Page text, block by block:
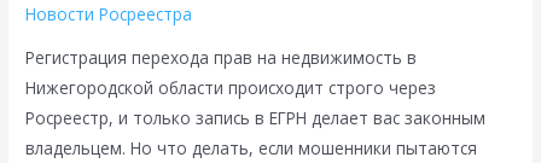
Новости Росреестра
Регистрация перехода прав на недвижимость в
Нижегородской области происходит строго через
Росреестр, и только запись в ЕГРН делает вас законным
владельцем. Но что делать, если мошенники пытаются